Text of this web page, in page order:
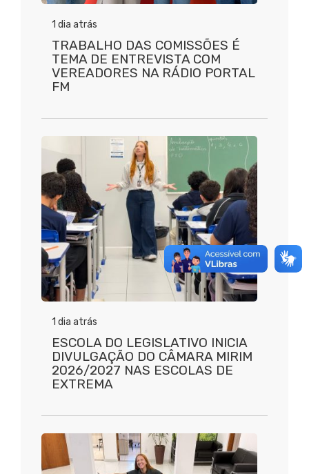
1 dia atrás
TRABALHO DAS COMISSÕES É
TEMA DE ENTREVISTA COM
VEREADORES NA RÁDIO PORTAL
FM
1 dia atrás
ESCOLA DO LEGISLATIVO INICIA
DIVULGAÇÃO DO CÂMARA MIRIM
2026/2027 NAS ESCOLAS DE
EXTREMA